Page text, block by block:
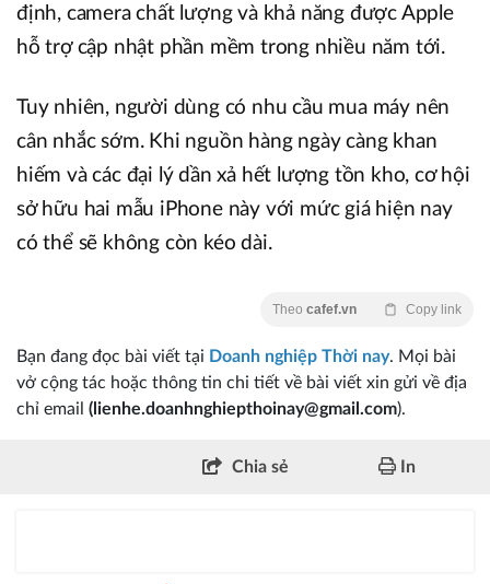
định, camera chất lượng và khả năng được Apple
hỗ trợ cập nhật phần mềm trong nhiều năm tới.
Tuy nhiên, người dùng có nhu cầu mua máy nên
cân nhắc sớm. Khi nguồn hàng ngày càng khan
hiếm và các đại lý dần xả hết lượng tồn kho, cơ hội
sở hữu hai mẫu iPhone này với mức giá hiện nay
có thể sẽ không còn kéo dài.
Theo cafef.vn Copy link
Bạn đang đọc bài viết tại Doanh nghiệp Thời nay. Mọi bài
vở cộng tác hoặc thông tin chi tiết về bài viết xin gửi về địa
chỉ email (lienhe.doanhnghiepthoinay@gmail.com).
Chia sẻ In